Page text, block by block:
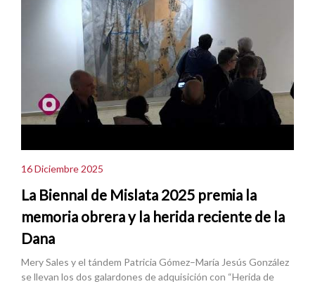
16 Diciembre 2025
La Biennal de Mislata 2025 premia la
memoria obrera y la herida reciente de la
Dana
Mery Sales y el tándem Patricia Gómez–María Jesús González
se llevan los dos galardones de adquisición con “Herida de